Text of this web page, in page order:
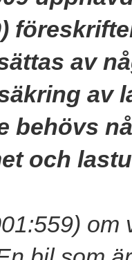
av
av
behövs
och
om